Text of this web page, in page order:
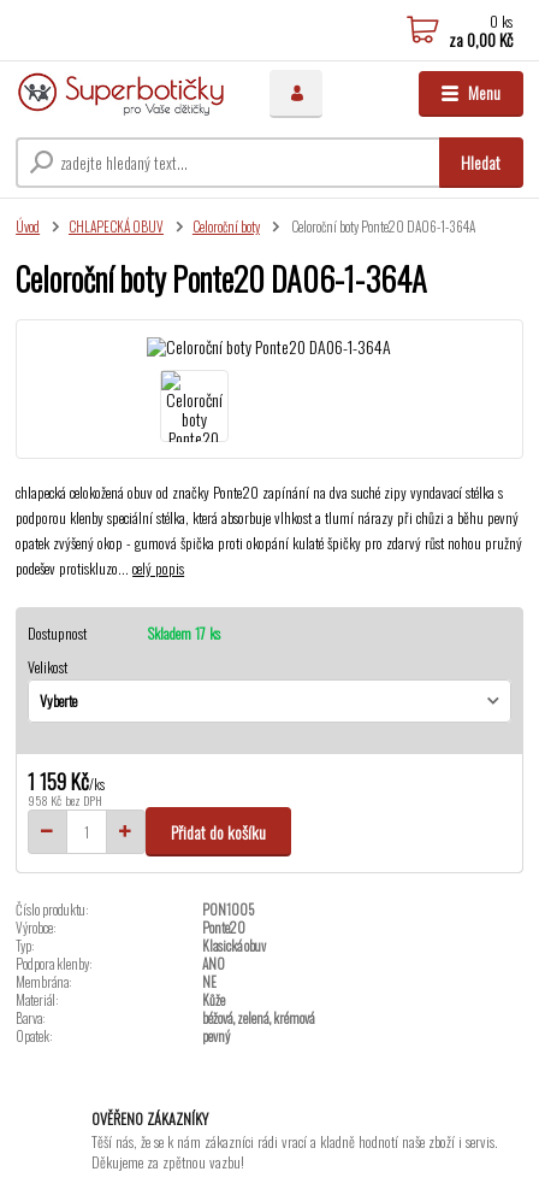
Menu
Hledat
0 ks
za0,00 Kč
Úvod CHLAPECKÁ OBUV Celoroční boty Celoroční boty Ponte20 DA06-1-364A
Celoroční boty Ponte20 DA06-1-364A
chlapecká celokožená obuv od značky Ponte20 zapínání na dva suché zipy vyndavací stélka s
podporou klenby speciální stélka, která absorbuje vlhkost a tlumí nárazy při chůzi a běhu pevný
opatek zvýšený okop - gumová špička proti okopání kulaté špičky pro zdarvý růst nohou pružný
podešev protiskluzo...celý popis
Dostupnost
Skladem 17 ks
Velikost
1 159 Kč/ks
958 Kč bez DPH
Přidat do košíku
Číslo produktu:
PON1005
Výrobce:
Ponte20
Typ:
Klasická obuv
Podpora klenby:
ANO
Membrána:
NE
Materiál:
Kůže
Barva:
béžová, zelená, krémová
Opatek:
pevný
OVĚŘENO ZÁKAZNÍKY
Těší nás, že se k nám zákazníci rádi vrací a kladně hodnotí naše zboží i servis.
Děkujeme za zpětnou vazbu!